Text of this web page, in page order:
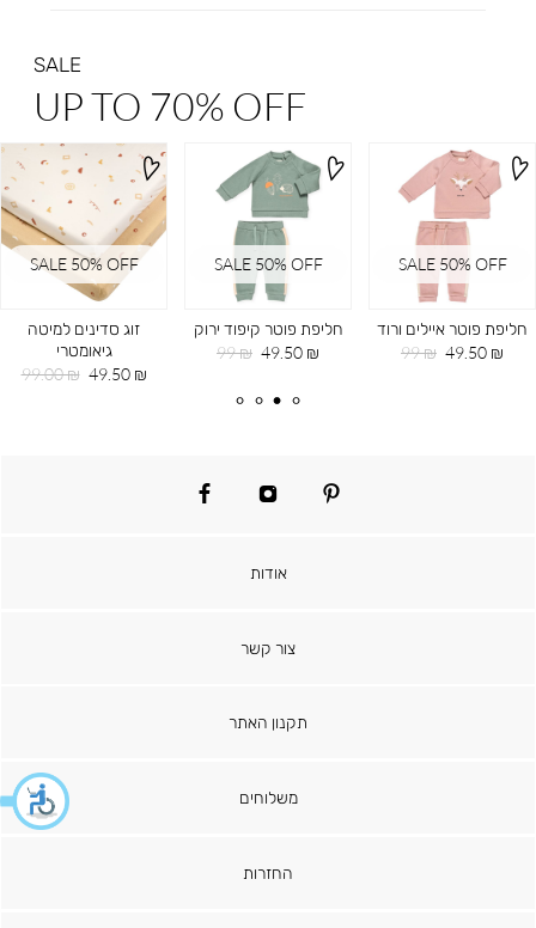
SALE
UP TO 70% OFF
SALE 50% OFF
זוג סדינים למיטה
גיאומטרי
מחיר
49.50 ₪
מחיר
99.00 ₪
SALE 50% OFF
חליפת פוטר קיפוד ירוק
מחיר
49.50 ₪
מחיר
99 ₪
SALE 50% OFF
חליפת פוטר איילים ורוד
מחיר
49.50 ₪
מחיר
99 ₪
pinterest
instagram
facebook
אודות
צור קשר
תקנון האתר
משלוחים
החזרות